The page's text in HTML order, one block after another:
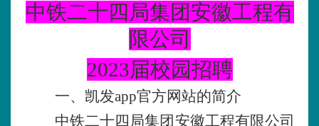
中铁二十四局集团安徽工程有
限公司
2023届校园招聘
一、凯发app官方网站的简介
中铁二十四局集团安徽工程有限公司